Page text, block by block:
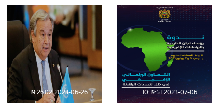
2023-07-06 10:19:51
2023-06-26 19:26:02